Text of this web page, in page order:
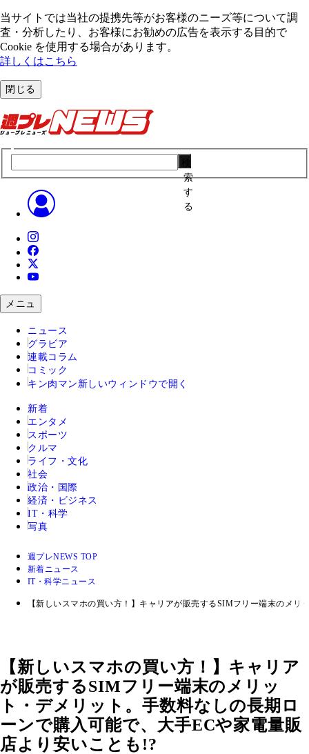
当サイトでは当社の提携先等がお客様のニーズ等について調
査・分析したり、お客様にお勧めの広告を表⽰する⽬的で
Cookie を使⽤する場合があります。
詳しくはこちら
閉じる
索
す
る
メニュ
ニュース
グラビア
連載コラム
コミック
キン肉マン 新しいウィンドウで開く
新着
エンタメ
スポーツ
クルマ
ライフ・文化
社会
政治・国際
経済・ビジネス
IT・科学
写真
週プレNEWS TOP
新着ニュース
IT・科学ニュース
【新しいスマホの買い方！】キャリアが販売するSIMフリー端末のメ
【新しいスマホの買い方！】キャリア
が販売するSIMフリー端末のメリッ
ト・デメリット。手数料なしの長期ロ
ーンで購入可能で、大手ECや家電量販
店より安いことも!?